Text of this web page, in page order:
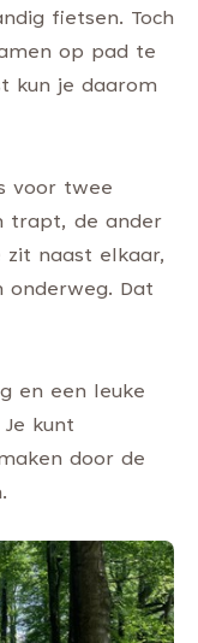
fietsen. Toch
op pad te
kun je daarom
voor twee
trapt, de ander
naast elkaar,
onderweg. Dat
en een leuke
kunt
door de